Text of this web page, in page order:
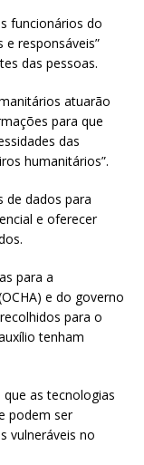
funcionários do
responsáveis”
das pessoas.
atuarão
para que
das
humanitários”.
de dados para
e oferecer
para a
e do governo
para o
tenham
as tecnologias
podem ser
vulneráveis no